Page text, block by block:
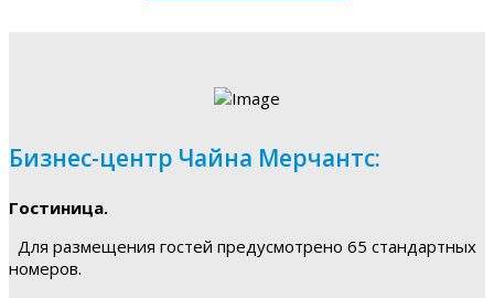
Бизнес-центр Чайна Мерчантс:
Гостиница.
Для размещения гостей предусмотрено 65 стандартных
номеров.